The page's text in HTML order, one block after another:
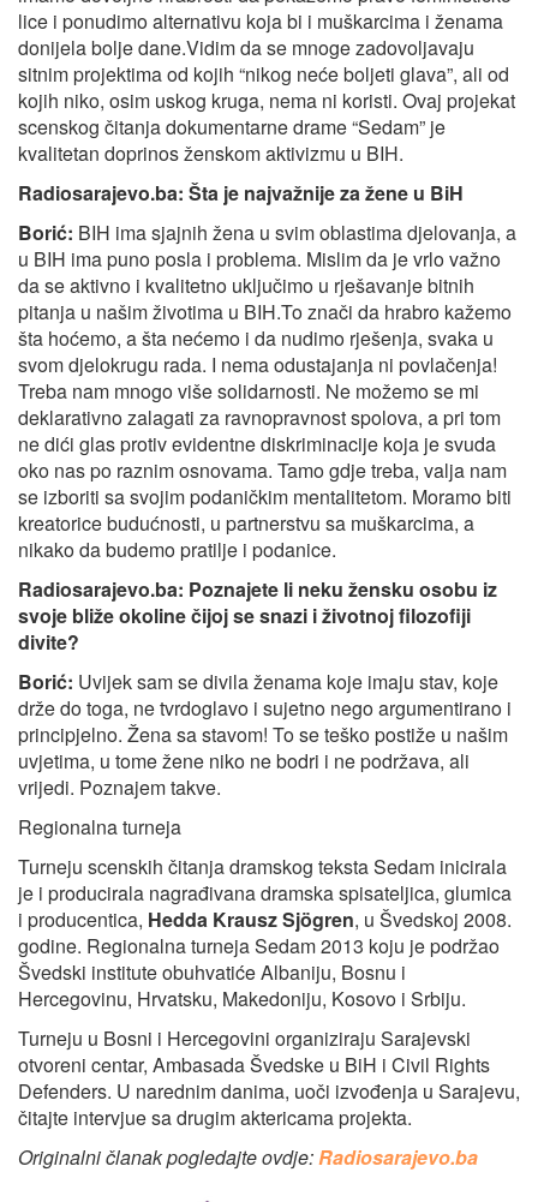
lice i ponudimo alternativu koja bi i muškarcima i ženama
donijela bolje dane.Vidim da se mnoge zadovoljavaju
sitnim projektima od kojih “nikog neće boljeti glava”, ali od
kojih niko, osim uskog kruga, nema ni koristi. Ovaj projekat
scenskog čitanja dokumentarne drame “Sedam” je
kvalitetan doprinos ženskom aktivizmu u BIH.
Radiosarajevo.ba: Šta je najvažnije za žene u BiH
Borić: BIH ima sjajnih žena u svim oblastima djelovanja, a
u BIH ima puno posla i problema. Mislim da je vrlo važno
da se aktivno i kvalitetno uključimo u rješavanje bitnih
pitanja u našim životima u BIH.To znači da hrabro kažemo
šta hoćemo, a šta nećemo i da nudimo rješenja, svaka u
svom djelokrugu rada. I nema odustajanja ni povlačenja!
Treba nam mnogo više solidarnosti. Ne možemo se mi
deklarativno zalagati za ravnopravnost spolova, a pri tom
ne dići glas protiv evidentne diskriminacije koja je svuda
oko nas po raznim osnovama. Tamo gdje treba, valja nam
se izboriti sa svojim podaničkim mentalitetom. Moramo biti
kreatorice budućnosti, u partnerstvu sa muškarcima, a
nikako da budemo pratilje i podanice.
Radiosarajevo.ba: Poznajete li neku žensku osobu iz
svoje bliže okoline čijoj se snazi i životnoj filozofiji
divite?
Borić: Uvijek sam se divila ženama koje imaju stav, koje
drže do toga, ne tvrdoglavo i sujetno nego argumentirano i
principjelno. Žena sa stavom! To se teško postiže u našim
uvjetima, u tome žene niko ne bodri i ne podržava, ali
vrijedi. Poznajem takve.
Regionalna turneja
Turneju scenskih čitanja dramskog teksta Sedam inicirala
je i producirala nagrađivana dramska spisateljica, glumica
i producentica, Hedda Krausz Sjögren, u Švedskoj 2008.
godine. Regionalna turneja Sedam 2013 koju je podržao
Švedski institute obuhvatiće Albaniju, Bosnu i
Hercegovinu, Hrvatsku, Makedoniju, Kosovo i Srbiju.
Turneju u Bosni i Hercegovini organiziraju Sarajevski
otvoreni centar, Ambasada Švedske u BiH i Civil Rights
Defenders. U narednim danima, uoči izvođenja u Sarajevu,
čitajte intervjue sa drugim aktericama projekta.
Originalni članak pogledajte ovdje:Radiosarajevo.ba